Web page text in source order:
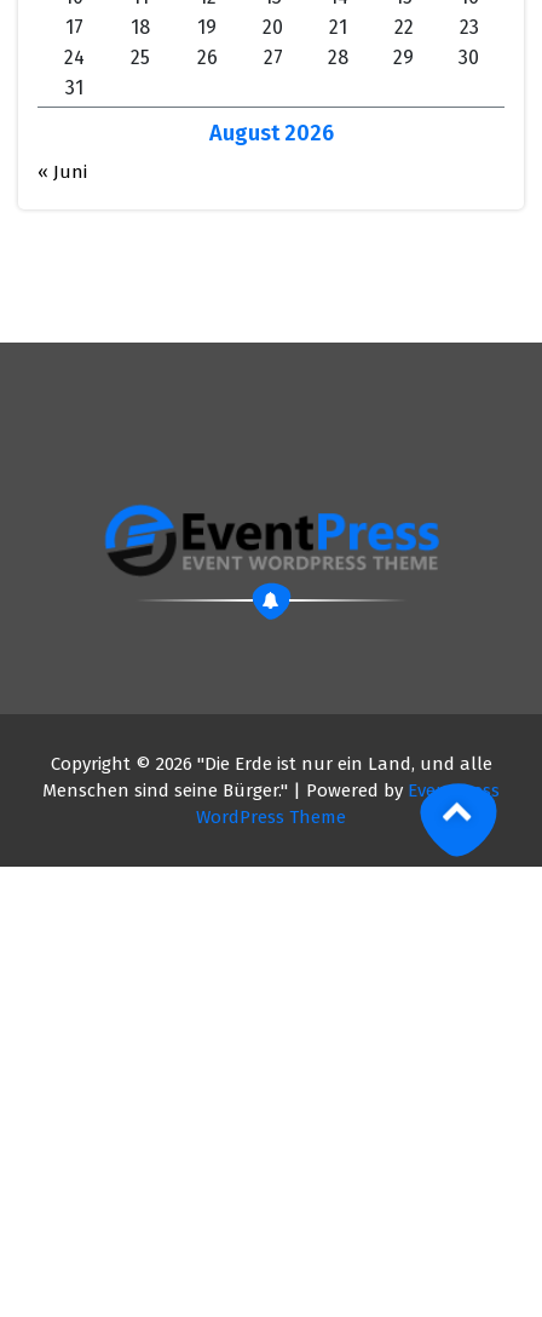
August 2026
17
18 19 20 21 22
23
24
25 26 27 28 29
30
31
« Juni
Copyright © 2026 "Die Erde ist nur ein Land, und alle
Menschen sind seine Bürger." | Powered by EventPress
WordPress Theme